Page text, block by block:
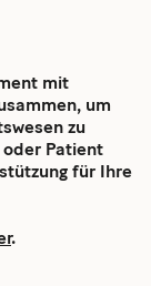
mit
um
zu
oder Patient
für Ihre
.